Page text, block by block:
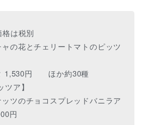
格は税別
の花とチェリートマトのピッツ
1,530円 ほか約30種
ツア】
ツのチョコスプレッドバニラア
円